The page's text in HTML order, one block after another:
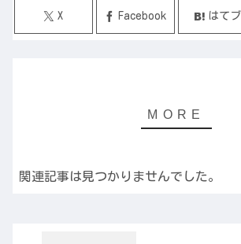
X Facebook はてブ
関連記事は見つかりませんでした。